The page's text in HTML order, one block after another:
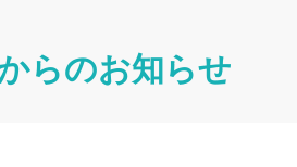
らのお知らせ